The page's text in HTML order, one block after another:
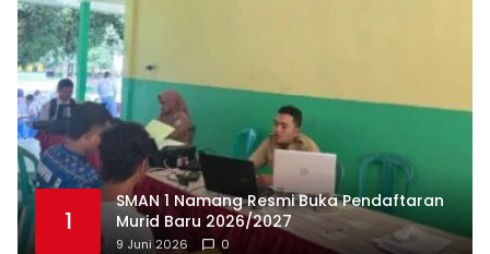
1
SMAN 1 Namang Resmi Buka Pendaftaran
Murid Baru 2026/2027
9 Juni 2026 0